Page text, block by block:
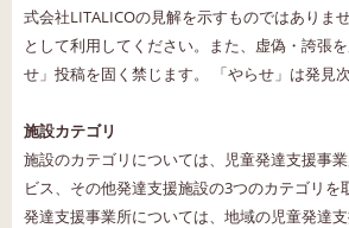
式会社LITALICOの見解を示すものではありま
として利用してください。また、虚偽・誇張
せ」投稿を固く禁じます。 「やらせ」は発見
施設カテゴリ
施設のカテゴリについては、児童発達支援事
ビス、その他発達支援施設の3つのカテゴリを
発達支援事業所については、地域の児童発達